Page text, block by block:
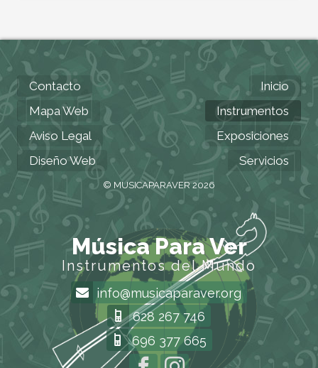
Contacto
Mapa Web
Aviso Legal
Diseño Web
Inicio
Instrumentos
Exposiciones
Servicios
© MUSICAPARAVER 2026
Música Para Ver
Instrumentos del Mundo
info@musicaparaver.org
628 267 746
696 377 665